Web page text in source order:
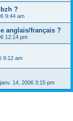
?
9:44 am
anglais/français ?
12:14 pm
9:12 am
14, 2006 3:15 pm